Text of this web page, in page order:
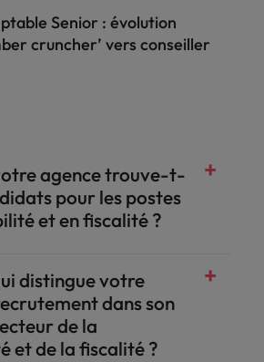
Senior : évolution
cruncher’ vers conseiller
agence trouve-t-
pour les postes
et en fiscalité ?
distingue votre
dans son
de la
et de la fiscalité ?